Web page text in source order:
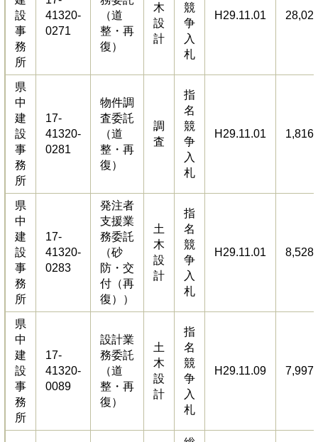
設
事
務
所
41320-
0271
（道
整・再
復）
木
設
計
競
争
入
札
H29.11.01
県
中
建
設
事
務
所
17-
41320-
0281
物件調
査委託
（道
整・再
復）
調
査
指
名
競
争
入
札
H29.11.01
県
中
建
設
事
務
所
17-
41320-
0283
発注者
支援業
務委託
（砂
防・交
付（再
復））
土
木
設
計
指
名
競
争
入
札
H29.11.01
県
中
建
設
事
務
所
17-
41320-
0089
設計業
務委託
（道
整・再
復）
土
木
設
計
指
名
競
争
入
札
H29.11.09